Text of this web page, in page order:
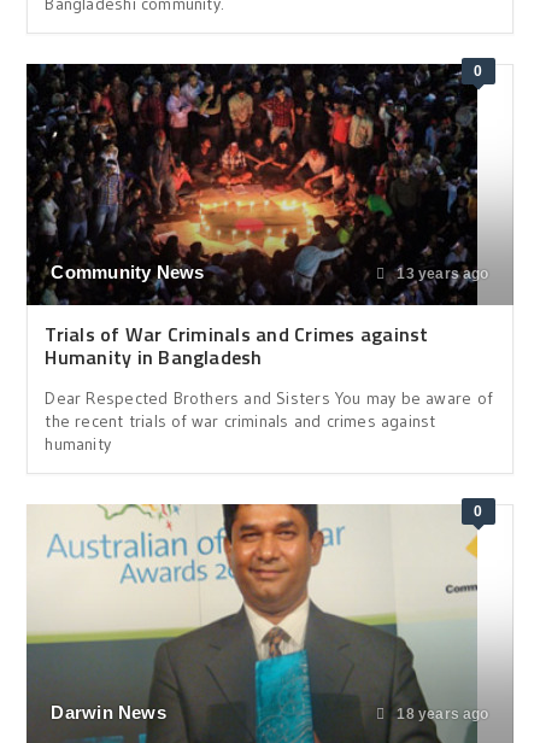
0
Community News 13 years ago
Trials of War Criminals and Crimes against
Humanity in Bangladesh
Dear Respected Brothers and Sisters You may be aware of
the recent trials of war criminals and crimes against
humanity
0
Darwin News 18 years ago